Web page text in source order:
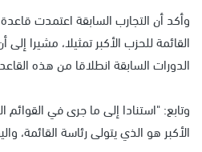
وأكد أن التجارب السابقة اعتمدت
القائمة للحزب الأكبر تمثيلا، مشيرا
الدورات السابقة انطلاقا من هذه
وتابع: "استنادا إلى ما جرى في القوائم
الأكبر هو الذي يتولى رئاسة القائمة،